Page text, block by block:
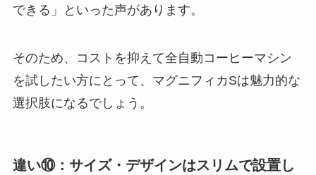
できる」といった声があります。
そのため、コストを抑えて全自動コーヒーマシン
を試したい方にとって、マグニフィカSは魅力的な
選択肢になるでしょう。
違い⑩：サイズ・デザインはスリムで設置し